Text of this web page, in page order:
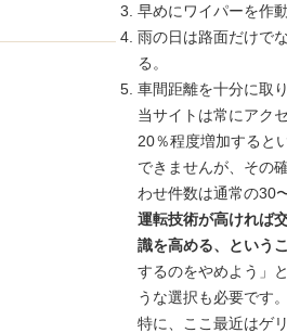
早めにワイパーを作
雨の日は路面だけで
る。
車間距離を十分に取
当サイトは常にアク
20％程度増加すると
できませんが、その
わせ件数は通常の30
運転技術が高ければ
識を高める、という
するのをやめよう」
うな選択も必要です
特に、ここ最近はゲ